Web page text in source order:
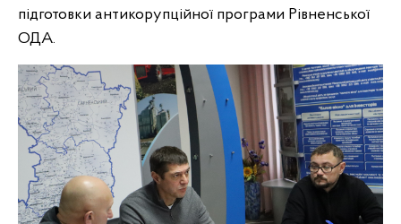
підготовки антикорупційної програми Рівненської
ОДА.